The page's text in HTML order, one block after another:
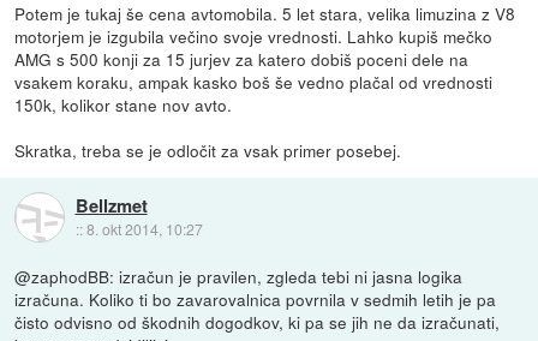
Potem je tukaj še cena avtomobila. 5 let stara, velika limuzina z V8
motorjem je izgubila večino svoje vrednosti. Lahko kupiš mečko
AMG s 500 konji za 15 jurjev za katero dobiš poceni dele na
vsakem koraku, ampak kasko boš še vedno plačal od vrednosti
150k, kolikor stane nov avto.
Skratka, treba se je odločit za vsak primer posebej.
Bellzmet
::8. okt 2014, 10:27
@zaphodBB: izračun je pravilen, zgleda tebi ni jasna logika
izračuna. Koliko ti bo zavarovalnica povrnila v sedmih letih je pa
čisto odvisno od škodnih dogodkov, ki pa se jih ne da izračunati,